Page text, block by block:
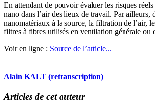
En attendant de pouvoir évaluer les risques
nano dans l’air des lieux de travail. Par ailleurs,
nanomatériaux à la source, la filtration de l’air,
filtres à fibres utilisés en ventilation générale
Voir en ligne : Source de l’article...
Alain KALT (retranscription)
Articles de cet auteur